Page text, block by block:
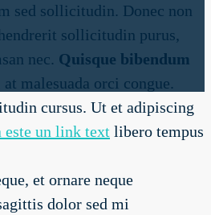
sed sollicitudin. Donec non
sollicitudin purus,
nec. Quisque bibendum
at malesuada orci congue.
cursus. Ut et adipiscing
este un link text libero tempus
et ornare neque
dolor sed mi